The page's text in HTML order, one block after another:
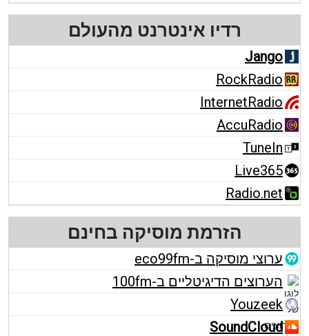
רדיו אינטרנט מהעולם
Jango
RockRadio
InternetRadio
AccuRadio
TuneIn
Live365
Radio.net
הזרמת מוסיקה בחינם
ערוצי מוסיקה ב-eco99fm
הערוצים הדיגיטליים ב-100fm
Youzeek
SoundCloud